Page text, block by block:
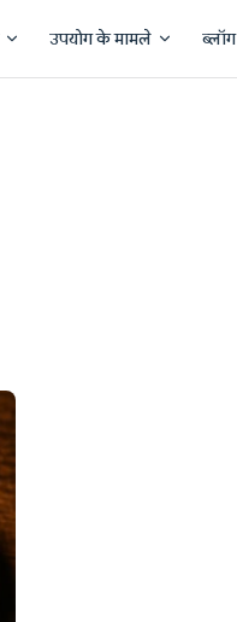
उपयोग के मामले ब्लॉग